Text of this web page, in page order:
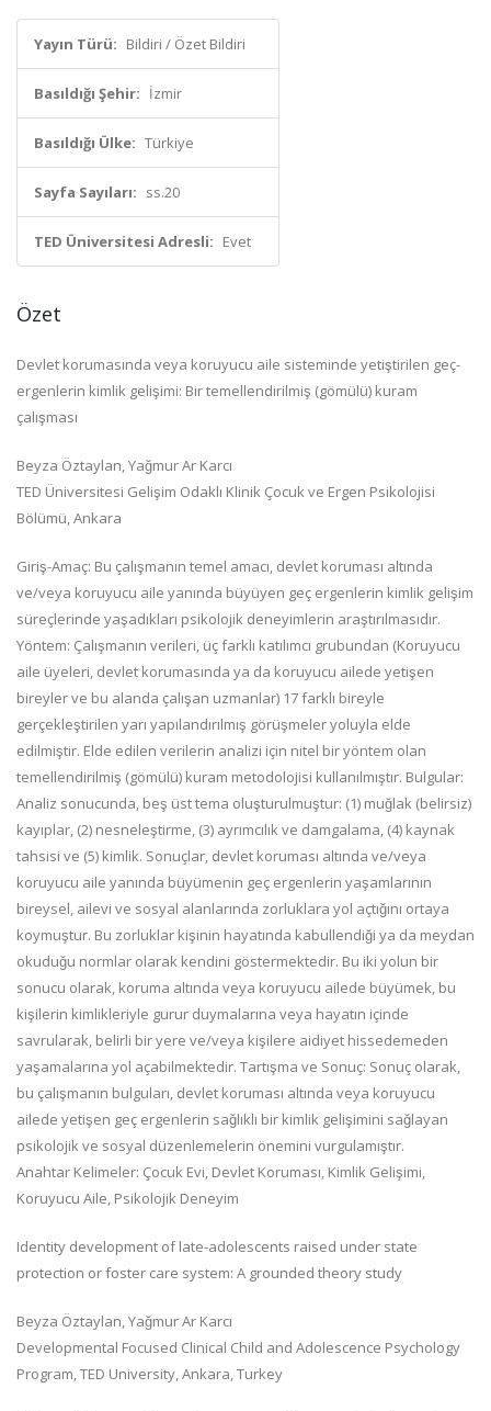
Yayın Türü: Bildiri / Özet Bildiri
Basıldığı Şehir: İzmir
Basıldığı Ülke: Türkiye
Sayfa Sayıları: ss.20
TED Üniversitesi Adresli: Evet
Özet
Devlet korumasında veya koruyucu aile sisteminde yetiştirilen geç-
ergenlerin kimlik gelişimi: Bir temellendirilmiş (gömülü) kuram
çalışması
Beyza Öztaylan, Yağmur Ar Karcı
TED Üniversitesi Gelişim Odaklı Klinik Çocuk ve Ergen Psikolojisi
Bölümü, Ankara
Giriş-Amaç: Bu çalışmanın temel amacı, devlet koruması altında
ve/veya koruyucu aile yanında büyüyen geç ergenlerin kimlik gelişim
süreçlerinde yaşadıkları psikolojik deneyimlerin araştırılmasıdır.
Yöntem: Çalışmanın verileri, üç farklı katılımcı grubundan (Koruyucu
aile üyeleri, devlet korumasında ya da koruyucu ailede yetişen
bireyler ve bu alanda çalışan uzmanlar) 17 farklı bireyle
gerçekleştirilen yarı yapılandırılmış görüşmeler yoluyla elde
edilmiştir. Elde edilen verilerin analizi için nitel bir yöntem olan
temellendirilmiş (gömülü) kuram metodolojisi kullanılmıştır. Bulgular:
Analiz sonucunda, beş üst tema oluşturulmuştur: (1) muğlak (belirsiz)
kayıplar, (2) nesneleştirme, (3) ayrımcılık ve damgalama, (4) kaynak
tahsisi ve (5) kimlik. Sonuçlar, devlet koruması altında ve/veya
koruyucu aile yanında büyümenin geç ergenlerin yaşamlarının
bireysel, ailevi ve sosyal alanlarında zorluklara yol açtığını ortaya
koymuştur. Bu zorluklar kişinin hayatında kabullendiği ya da meydan
okuduğu normlar olarak kendini göstermektedir. Bu iki yolun bir
sonucu olarak, koruma altında veya koruyucu ailede büyümek, bu
kişilerin kimlikleriyle gurur duymalarına veya hayatın içinde
savrularak, belirli bir yere ve/veya kişilere aidiyet hissedemeden
yaşamalarına yol açabilmektedir. Tartışma ve Sonuç: Sonuç olarak,
bu çalışmanın bulguları, devlet koruması altında veya koruyucu
ailede yetişen geç ergenlerin sağlıklı bir kimlik gelişimini sağlayan
psikolojik ve sosyal düzenlemelerin önemini vurgulamıştır.
Anahtar Kelimeler: Çocuk Evi, Devlet Koruması, Kimlik Gelişimi,
Koruyucu Aile, Psikolojik Deneyim
Identity development of late-adolescents raised under state
protection or foster care system: A grounded theory study
Beyza Öztaylan, Yağmur Ar Karcı
Developmental Focused Clinical Child and Adolescence Psychology
Program, TED University, Ankara, Turkey